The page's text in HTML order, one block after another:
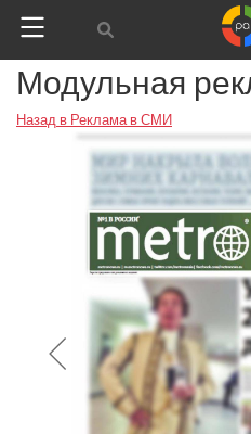
Модульная
Назад в Реклама в СМИ